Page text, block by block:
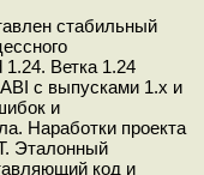
стабильный
1.24. Ветка 1.24
с выпусками 1.x и
и
Наработки проекта
Эталонный
код и